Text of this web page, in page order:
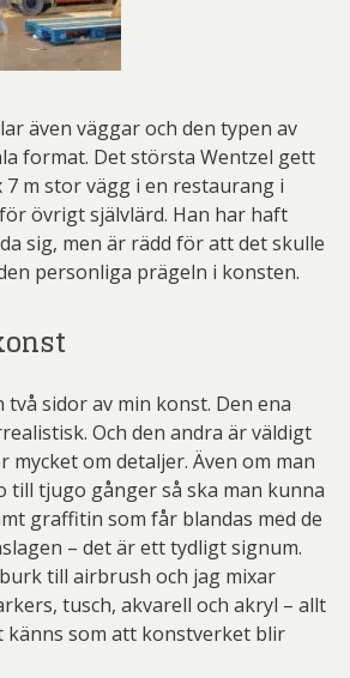
även väggar och den typen av
format. Det största Wentzel gett
7 m stor vägg i en restaurang i
övrigt självlärd. Han har haft
sig, men är rädd för att det skulle
personliga prägeln i konsten.
två sidor av min konst. Den ena
Och den andra är väldigt
mycket om detaljer. Även om man
till tjugo gånger så ska man kunna
graffitin som får blandas med de
– det är ett tydligt signum.
till airbrush och jag mixar
tusch, akvarell och akryl – allt
känns som att konstverket blir